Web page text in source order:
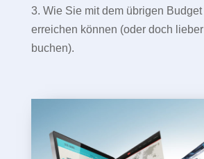
3. Wie Sie mit dem übrigen
erreichen können (oder doch
buchen).